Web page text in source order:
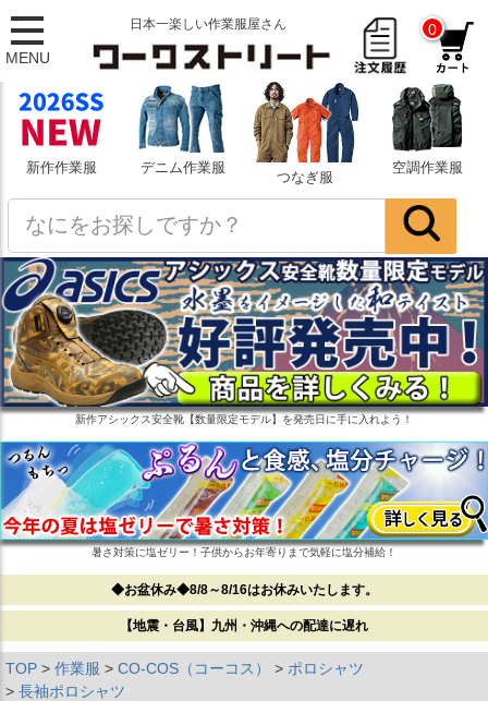
MENU
日本一楽しい作業服屋さん 0
新作作業服 デニム作業服
つなぎ服
空調作業服
新作アシックス安全靴【数量限定モデル】を発売日に手に入れよう！
暑さ対策に塩ゼリー！子供からお年寄りまで気軽に塩分補給！
◆お盆休み◆8/8～8/16はお休みいたします。
【地震・台風】九州・沖縄への配達に遅れ
TOP 作業服 CO-COS（コーコス）
ポロシャツ
長袖ポロシャツ